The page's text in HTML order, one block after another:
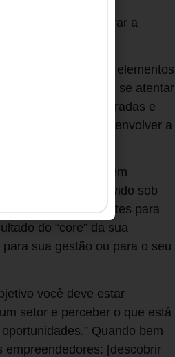
do-tempo-para-
– o que pode tirar a
que há outros elementos
as PMEs precisam se atentar
documentar as entradas e
financeiro), envolver a
forma adequada.
os processos bem
aplicativo desenvolvido sob
os mais relevantes para
do “core” da sua
sua gestão ou para o seu
você deve estar
setor e perceber o que está
Quando bem
empreendedores: [descobrir